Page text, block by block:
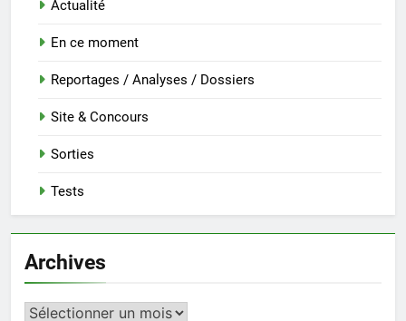
Actualité
En ce moment
Reportages / Analyses / Dossiers
Site & Concours
Sorties
Tests
Archives
Archives